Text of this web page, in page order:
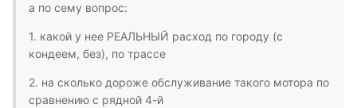
а по сему вопрос:
1. какой у нее РЕАЛЬНЫЙ расход по городу (с
кондеем, без), по трассе
2. на сколько дороже обслуживание такого мотора по
сравнению с рядной 4-й